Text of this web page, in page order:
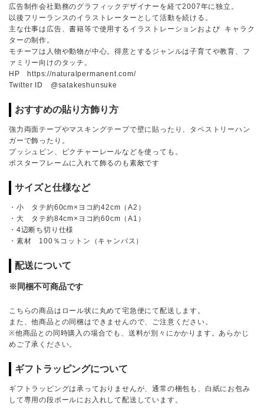
広告制作会社勤務のグラフィックデザイナーを経て2007年に独立。
以後フリーランスのイラストレーターとして活動を続ける。
主な仕事は広告、書籍等で使用するイラストレーションおよび キャラク
ターの制作。
モチーフは人物や動物が中心。得意とするジャンルは子育てや教育、フ
ァミリー向けのタッチ。
HP https://naturalpermanent.com/
Twitter ID @satakeshunsuke
おすすめの貼り方飾り方
強力両面テープやマスキングテープで壁に貼ったり、タペストリーハン
ガーで飾ったり。
プッシュピン、ピクチャーレールなどを使っても。
ポスターフレームに入れて飾るのも素敵です
サイズと仕様など
・小 タテ約60cm×ヨコ約42cm（A2）
・大 タテ約84cm×ヨコ約60cm（A1）
・4辺断ち切り仕様
・素材 100％コットン（キャンバス）
配送について
※同梱不可商品です
こちらの商品はロール状に丸めて宅急便にて配送します。
また、他商品との同梱はできませんので、ご注意ください。
※他商品との同時購入の場合でも、送料が別々にかかります。あらかじ
めご了承ください。
ギフトラッピングについて
ギフトラッピングは承っておりませんが、通常の梱包も、白紙にお包み
して専用の段ボールにお入れして配送しています。